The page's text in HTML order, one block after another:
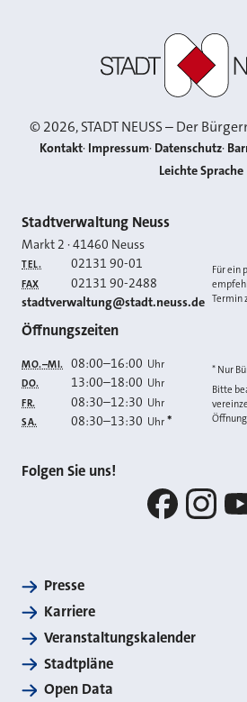
©2026, STADT NEUSS – Der
Kontakt Impressum Datenschutz
Leichte Sprache
Kontakt
Stadtverwaltung Neuss
Markt 2 ·41460 Neuss
TEL. 02131 90-01
FAX 02131 90-2488
E-MAIL
stadtverwaltung@stadt.neuss.de
Für ein
Termin
Öffnungszeiten
MO.–MI. 08:00–16:00 Uhr
DO. 13:00–18:00 Uhr
FR. 08:30–12:30 Uhr
SA. 08:30–13:30 Uhr *
* Nur
Bitte
Folgen Sie uns!
Presse
Karriere
Veranstaltungskalender
Stadtpläne
Open Data